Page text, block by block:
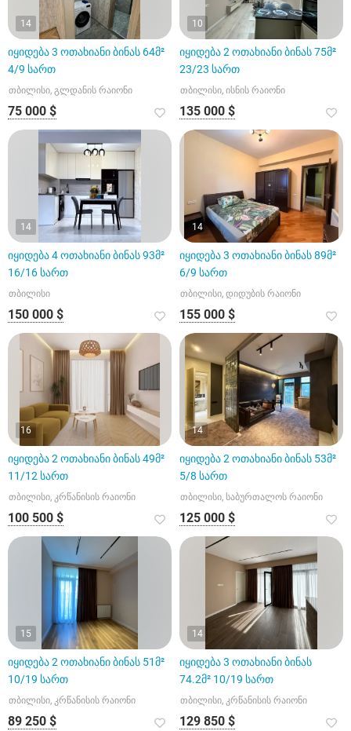
14
იყიდება 3 ოთახიანი ბინას 64მ²
4/9 სართ
თბილისი, გლდანის რაიონი
75 000 $
10
იყიდება 2 ოთახიანი ბინას 75მ²
23/23 სართ
თბილისი, ისნის რაიონი
135 000 $
14
იყიდება 4 ოთახიანი ბინას 93მ²
16/16 სართ
თბილისი
150 000 $
14
იყიდება 3 ოთახიანი ბინას 89მ²
6/9 სართ
თბილისი, დიდუბის რაიონი
155 000 $
16
იყიდება 2 ოთახიანი ბინას 49მ²
11/12 სართ
თბილისი, კრწანისის რაიონი
100 500 $
14
იყიდება 2 ოთახიანი ბინას 53მ²
5/8 სართ
თბილისი, საბურთალოს რაიონი
125 000 $
15
იყიდება 2 ოთახიანი ბინას 51მ²
10/19 სართ
თბილისი, კრწანისის რაიონი
89 250 $
14
იყიდება 3 ოთახიანი ბინას
74.2მ² 10/19 სართ
თბილისი, კრწანისის რაიონი
129 850 $